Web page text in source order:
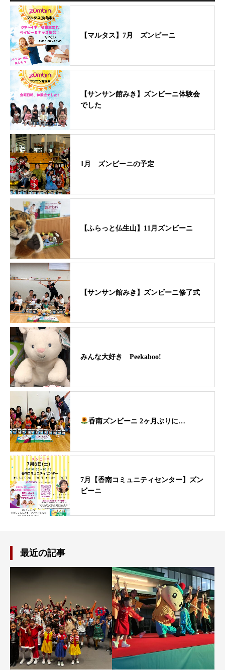
【マルタス】7月 ズンビーニ
【サンサン館みき】ズンビーニ体験会
でした
1月 ズンビーニの予定
【ふらっと仏生山】11月ズンビーニ
【サンサン館みき】ズンビーニ修了式
みんな大好き Peekaboo!
香南ズンビーニ 2ヶ月ぶりに…
7月【香南コミュニティセンター】ズン
ビーニ
最近の記事